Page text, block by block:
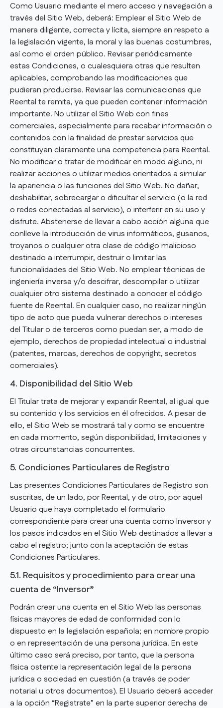
Como Usuario mediante el mero acceso y navegación a
través del Sitio Web, deberá: Emplear el Sitio Web de
manera diligente, correcta y lícita, siempre en respeto a
la legislación vigente, la moral y las buenas costumbres,
así como el orden público. Revisar periódicamente
estas Condiciones, o cualesquiera otras que resulten
aplicables, comprobando las modificaciones que
pudieran producirse. Revisar las comunicaciones que
Reental te remita, ya que pueden contener información
importante. No utilizar el Sitio Web con fines
comerciales, especialmente para recabar información o
contenidos con la finalidad de prestar servicios que
constituyan claramente una competencia para Reental.
No modificar o tratar de modificar en modo alguno, ni
realizar acciones o utilizar medios orientados a simular
la apariencia o las funciones del Sitio Web. No dañar,
deshabilitar, sobrecargar o dificultar el servicio (o la red
o redes conectadas al servicio), o interferir en su uso y
disfrute. Abstenerse de llevar a cabo acción alguna que
conlleve la introducción de virus informáticos, gusanos,
troyanos o cualquier otra clase de código malicioso
destinado a interrumpir, destruir o limitar las
funcionalidades del Sitio Web. No emplear técnicas de
ingeniería inversa y/o descifrar, descompilar o utilizar
cualquier otro sistema destinado a conocer el código
fuente de Reental. En cualquier caso, no realizar ningún
tipo de acto que pueda vulnerar derechos o intereses
del Titular o de terceros como puedan ser, a modo de
ejemplo, derechos de propiedad intelectual o industrial
(patentes, marcas, derechos de copyright, secretos
comerciales).
4. Disponibilidad del Sitio Web
El Titular trata de mejorar y expandir Reental, al igual que
su contenido y los servicios en él ofrecidos. A pesar de
ello, el Sitio Web se mostrará tal y como se encuentre
en cada momento, según disponibilidad, limitaciones y
otras circunstancias concurrentes.
5. Condiciones Particulares de Registro
Las presentes Condiciones Particulares de Registro son
suscritas, de un lado, por Reental, y de otro, por aquel
Usuario que haya completado el formulario
correspondiente para crear una cuenta como Inversor y
los pasos indicados en el Sitio Web destinados a llevar a
cabo el registro; junto con la aceptación de estas
Condiciones Particulares.
5.1. Requisitos y procedimiento para crear una
cuenta de “Inversor”
Podrán crear una cuenta en el Sitio Web las personas
físicas mayores de edad de conformidad con lo
dispuesto en la legislación española; en nombre propio
o en representación de una persona jurídica. En este
último caso será preciso, por tanto, que la persona
física ostente la representación legal de la persona
jurídica o sociedad en cuestión (a través de poder
notarial u otros documentos). El Usuario deberá acceder
a la opción “Registrate” en la parte superior derecha de